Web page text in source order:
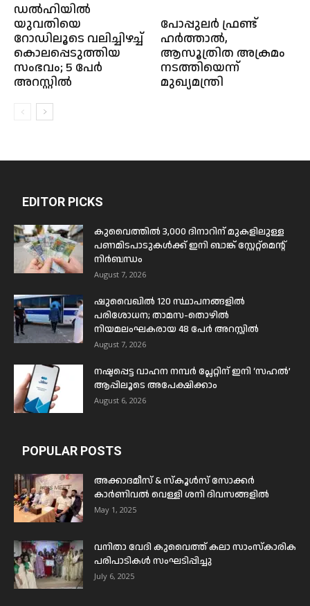
ഡൽഹിയിൽ
യുവതിയെ
റോഡിലൂടെ വലിച്ചിഴച്ച്
കൊലപ്പെടുത്തിയ
സംഭവം; 5 പേർ
അറസ്റ്റിൽ
പോപ്പുലര്‍ ഫ്രണ്ട്
ഹര്‍ത്താല്‍,
ആസൂത്രിത അക്രമം
നടത്തിയെന്ന്
മുഖ്യമന്ത്രി
EDITOR PICKS
കുവൈത്തിൽ 3,000 ദിനാറിന് മുകളിലുള്ള
പണമിടപാടുകൾക്ക് ഇനി ബാങ്ക് സ്റ്റേറ്റ്മെന്റ്
നിർബന്ധം
August 7, 2026
ഷുവൈഖിൽ 120 സ്ഥാപനങ്ങളിൽ
പരിശോധന; താമസ-തൊഴിൽ
നിയമലംഘകരായ 48 പേർ അറസ്റ്റിൽ
August 7, 2026
നഷ്ടപ്പെട്ട വാഹന നമ്പർ പ്ലേറ്റിന് ഇനി ‘സഹൽ’
ആപ്പിലൂടെ അപേക്ഷിക്കാം
August 6, 2026
POPULAR POSTS
അക്കാദമീസ് & സ്കൂൾസ് സോക്കർ
കാർണിവൽ വെള്ളി ശനി ദിവസങ്ങളിൽ
May 1, 2025
വനിതാ വേദി കുവൈത്ത് കലാ സാംസ്കാരിക
പരിപാടികൾ സംഘടിപ്പിച്ചു
July 6, 2025